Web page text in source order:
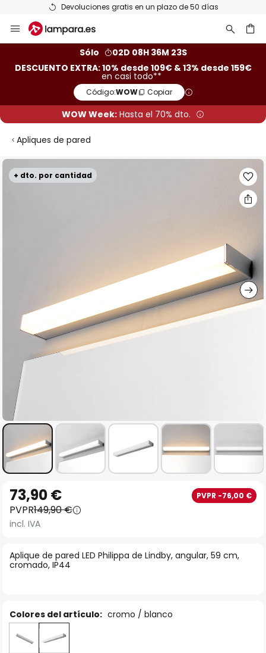
Devoluciones gratis en un plazo de 50 días
al
Sólo
02D 08H 36M 23S
DESCUENTO EXTRA: 10% desde 109€ & 13% desde 159€
en casi todo**
Código:WOW Copiar
WOW Week: Hasta el 70% dto.
Apliques de pared
+ dto. por cantidad
Saltar
al
comienzo
de
galería
de
Aplique de pared LED Philippa de Lindby, angular, 59 cm,
cromado, IP44
73,90 € PVPR -76,00 €
PVPR149,90 €
incl. IVA
Colores del artículo: cromo / blanco